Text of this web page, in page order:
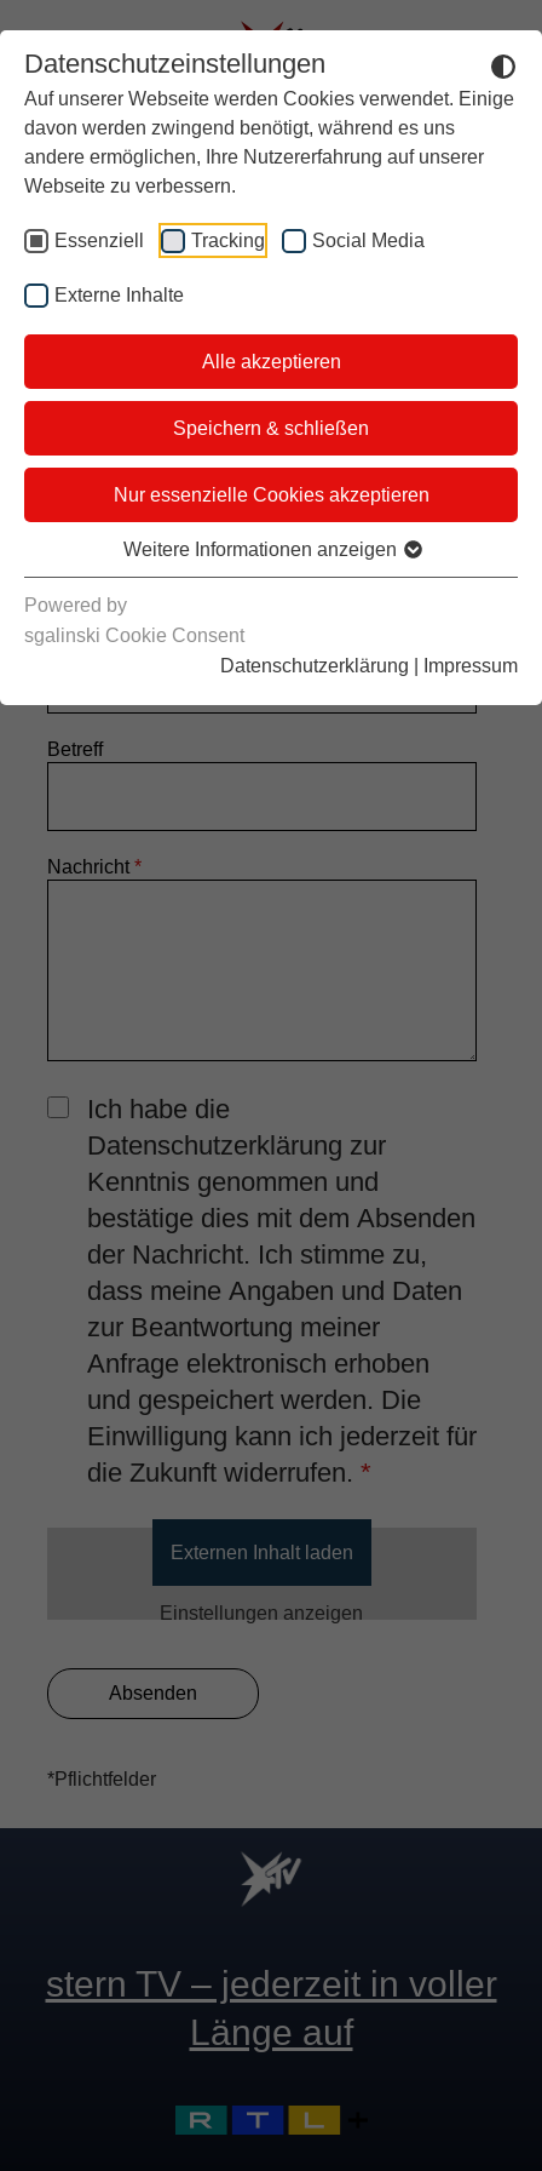
Datenschutzeinstellungen
Auf unserer Webseite werden Cookies verwendet. Einige
davon werden zwingend benötigt, während es uns
andere ermöglichen, Ihre Nutzererfahrung auf unserer
Webseite zu verbessern.
Essenziell Tracking Social Media
Externe Inhalte
Alle akzeptieren
Speichern & schließen
Nur essenzielle Cookies akzeptieren
Weitere Informationen anzeigen
Powered by
sgalinski Cookie Consent
Datenschutzerklärung
Impressum
Kontakt
Anregungen oder Kritik zu unserer
Sendung? Über dieses Formular
können Sie Kontakt mit der stern TV-
Redaktion aufnehmen.
E-Mail-Adresse*
Betreff
Nachricht *
Ich habe die
Datenschutzerklärung zur
Kenntnis genommen und
bestätige dies mit dem Absenden
der Nachricht. Ich stimme zu,
dass meine Angaben und Daten
zur Beantwortung meiner
Anfrage elektronisch erhoben
und gespeichert werden. Die
Einwilligung kann ich jederzeit für
die Zukunft widerrufen. *
Externen Inhalt laden
Einstellungen anzeigen
Absenden
*Pflichtfelder
stern TV – jederzeit in voller
Länge auf
Aktuell
Rückblick
Über stern TV
Der Moderator
i&u Studios